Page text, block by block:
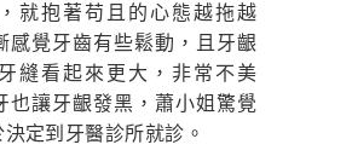
就抱著苟且的心態越拖越
感覺牙齒有些鬆動，且牙齦
縫看起來更大，非常不美
也讓牙齦發黑，蕭小姐驚覺
定到牙醫診所就診。